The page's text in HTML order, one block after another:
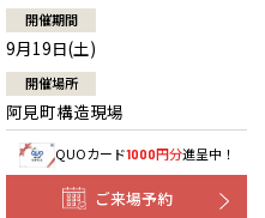
開催期間
9月19日(土)
開催場所
阿見町構造現場
QUOカード1000円分進呈中！
ご来場予約